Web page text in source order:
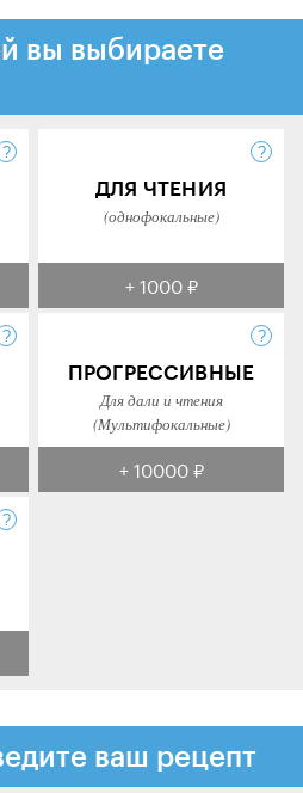
вы выбираете
ДЛЯ ЧТЕНИЯ
(однофокальные)
+ 1000 ₽
ПРОГРЕССИВНЫЕ
Для дали и чтения
(Мультифокальные)
+ 10000 ₽
ваш рецепт